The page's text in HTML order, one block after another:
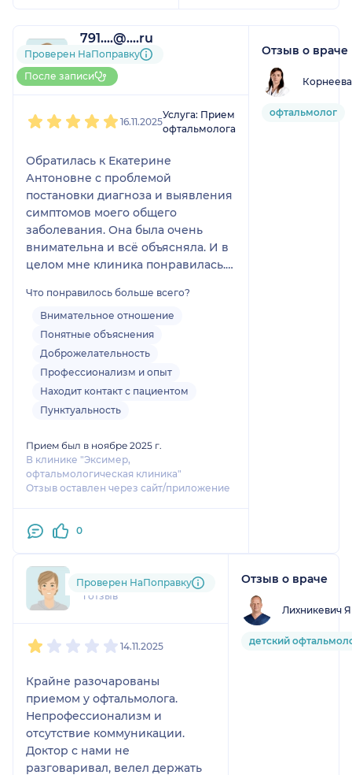
говоря, он меня
напугал, обратился к
Екатерине Антоновне.
разных вариантов. Мы
оптимальный.
Понимаете, мне
именно это
понравилось то, что мы
с ней выбирали. И в
конечном счёте
сделали щадящую
отлично вижу, хорошо
очень доволен
специалистом и
клиникой.
791....@....ru
1 отзыв
До 5 записей через
НаПоправку
Проверен НаПоправку
После записи
16.11.2025
Услуга: Прием
офтальмолога
Обратилась к Екатерине
Антоновне с проблемой
постановки диагноза и выявления
симптомов моего общего
заболевания. Она была очень
внимательна и всё объясняла. И в
целом мне клиника понравилась.
спокойные, вежливые. Все
манипуляции объясняют, что и как
будет делать. Всё прошло на
высшем уровне. А Екатерине
Антоновне нужно поставить 100
баллов. Это большой
Что понравилось больше всего?
Внимательное отношение
Понятные объяснения
Доброжелательность
Профессионализм и опыт
Находит контакт с пациентом
Пунктуальность
Прием был в ноябре 2025 г.
В клинике "Эксимер,
офтальмологическая клиника"
Отзыв оставлен через сайт/приложение
0
Отзыв о враче
офтальмолог
ore....@....ru
1 отзыв
Проверен НаПоправку
14.11.2025
Крайне разочарованы
приемом у офтальмолога.
Непрофессионализм и
отсутствие коммуникации.
Доктор с нами не
разговаривал, велел держать
Отзыв о враче
Лихникевич
детский